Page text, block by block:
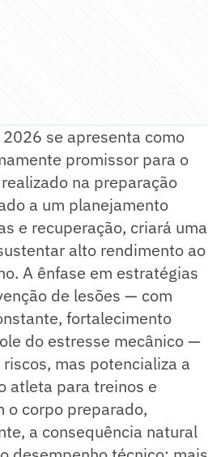
se apresenta como
promissor para o
na preparação
a um planejamento
e recuperação, criará uma
alto rendimento ao
A ênfase em estratégias
de lesões — com
fortalecimento
do estresse mecânico —
mas potencializa a
atleta para treinos e
o corpo preparado,
a consequência natural